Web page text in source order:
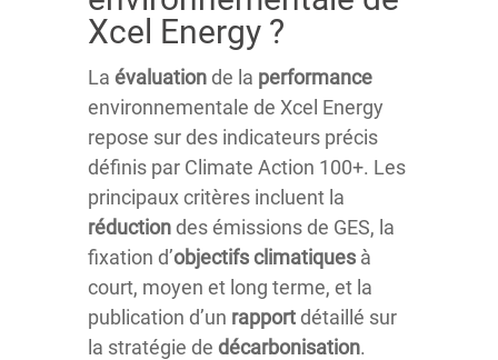
Xcel Energy ?
La évaluation de la performance
environnementale de Xcel Energy
repose sur des indicateurs précis
définis par Climate Action 100+. Les
principaux critères incluent la
réduction des émissions de GES, la
fixation d’objectifs climatiques à
court, moyen et long terme, et la
publication d’un rapport détaillé sur
la stratégie de décarbonisation.